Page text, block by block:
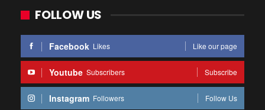
FOLLOW US
Facebook Likes Like our page
Youtube Subscribers Subscribe
Instagram Followers Follow Us